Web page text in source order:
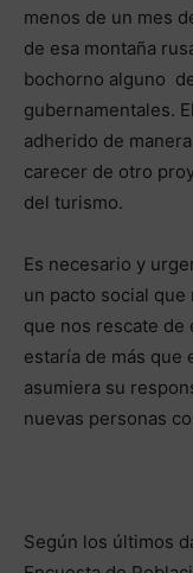
menos de un mes
de esa montaña
bochorno alguno
gubernamentales.
adherido de
carecer de otro
del turismo.
Es necesario y
un pacto social
que nos rescate de
estaría de más
asumiera su
nuevas personas
LAS
Según los últimos